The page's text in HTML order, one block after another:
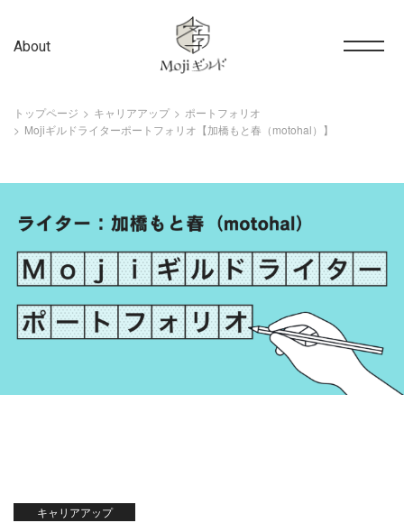
About
トップページ キャリアアップ
ポートフォリオ
Mojiギルドライターポートフォリオ【加橋もと春（motohal）】
キャリアアップ